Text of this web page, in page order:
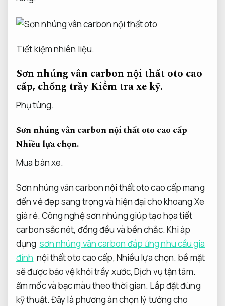
Tiết kiệm nhiên liệu.
Sơn nhúng vân carbon nội thất oto cao
cấp, chống trầyKiểm tra xe kỹ.
Phụ tùng.
Sơn nhúng vân carbon nội thất oto cao cấp
Nhiều lựa chọn.
Mua bán xe.
Sơn nhúng vân carbon nội thất oto cao cấp mang
đến vẻ đẹp sang trọng và hiện đại cho khoang Xe
giá rẻ. Công nghệ sơn nhúng giúp tạo họa tiết
carbon sắc nét, đồng đều và bền chắc. Khi áp
dụng sơn nhúng vân carbon đáp ứng nhu cầu gia
đình nội thất oto cao cấp, Nhiều lựa chọn. bề mặt
sẽ được bảo vệ khỏi trầy xước,Dịch vụ tận tâm.
ẩm mốc và bạc màu theo thời gian. Lắp đặt đúng
kỹ thuật. Đây là phương án chọn lý tưởng cho